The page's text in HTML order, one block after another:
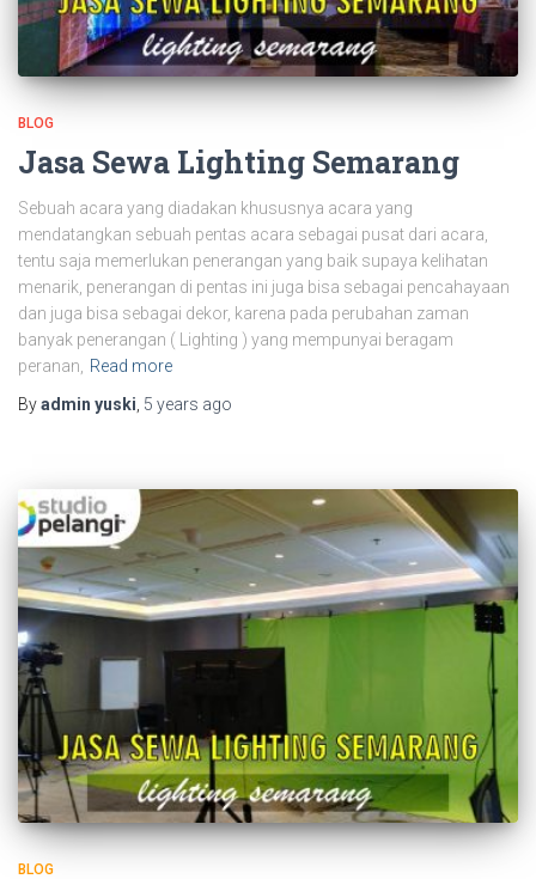
BLOG
Jasa Sewa Lighting Semarang
Sebuah acara yang diadakan khususnya acara yang
mendatangkan sebuah pentas acara sebagai pusat dari acara,
tentu saja memerlukan penerangan yang baik supaya kelihatan
menarik, penerangan di pentas ini juga bisa sebagai pencahayaan
dan juga bisa sebagai dekor, karena pada perubahan zaman
banyak penerangan ( Lighting ) yang mempunyai beragam
peranan,
Read more
Byadmin yuski 5 years ago
BLOG